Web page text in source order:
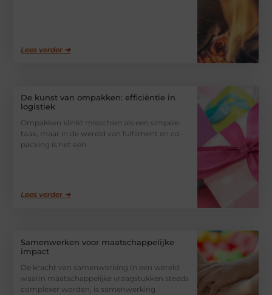
Lees verder ➜
De kunst van ompakken: efficiëntie in
logistiek
Ompakken klinkt misschien als een simpele
taak, maar in de wereld van fulfilment en co-
packing is het een
Lees verder ➜
Samenwerken voor maatschappelijke
impact
De kracht van samenwerking In een wereld
waarin maatschappelijke vraagstukken steeds
complexer worden, is samenwerking